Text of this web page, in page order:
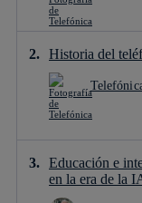
Historia del
Educación e
en la era de la